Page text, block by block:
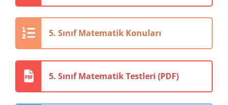
5. Sınıf Matematik Konuları
5. Sınıf Matematik Testleri (PDF)